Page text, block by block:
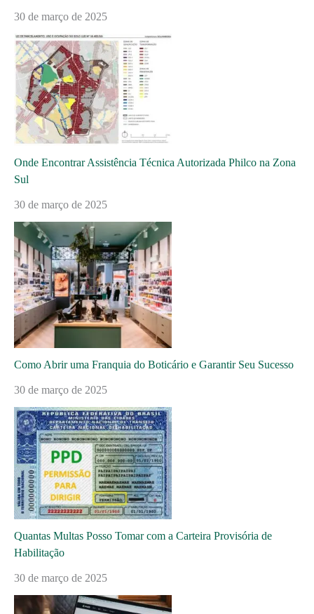
30 de março de 2025
Onde Encontrar Assistência Técnica Autorizada Philco na Zona
Sul
30 de março de 2025
Como Abrir uma Franquia do Boticário e Garantir Seu Sucesso
30 de março de 2025
Quantas Multas Posso Tomar com a Carteira Provisória de
Habilitação
30 de março de 2025